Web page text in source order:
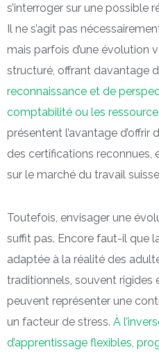
s’interroger sur une possible
Il ne s’agit pas
mais parfois d’une évolution
structuré, offrant davantage
reconnaissance et de
comptabilité ou les
présentent l’avantage d’offrir
des certifications
sur le marché du travail
Toutefois, envisager une
suffit pas. Encore faut-il que
adaptée à la réalité des
traditionnels, souvent rigides
peuvent représenter une
un facteur de stress. À
d’apprentissage flexibles,